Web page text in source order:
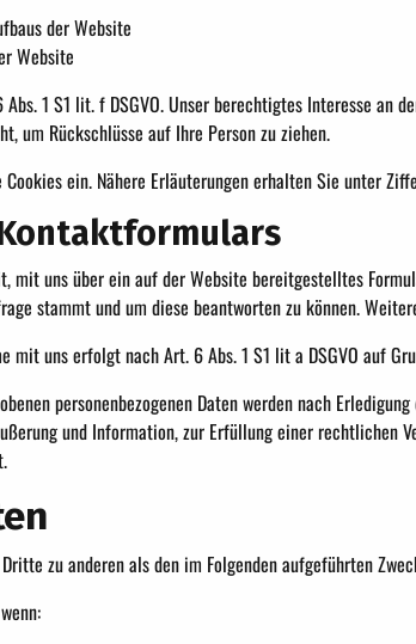
der Website
Website
1 S1 lit. f DSGVO. Unser berechtigtes Interesse
um Rückschlüsse auf Ihre Person zu ziehen.
ein. Nähere Erläuterungen erhalten Sie unter
uns über ein auf der Website bereitgestelltes
stammt und um diese beantworten zu können.
mit uns erfolgt nach Art. 6 Abs. 1 S1 lit a DSGVO auf
personenbezogenen Daten werden nach
und Information, zur Erfüllung einer rechtlichen
zu anderen als den im Folgenden aufgeführten